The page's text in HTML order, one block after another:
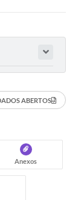
ABERTOS
Anexos